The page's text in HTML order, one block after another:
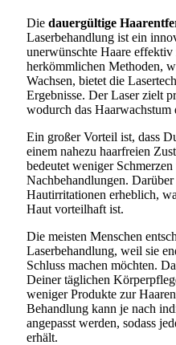
Die dauergültige
Laserbehandlung ist ein
unerwünschte Haare
herkömmlichen Methoden,
Wachsen, bietet die
Ergebnisse. Der Laser zielt
wodurch das
Ein großer Vorteil ist, dass
einem nahezu haarfreien
bedeutet weniger
Nachbehandlungen.
Hautirritationen erheblich,
Haut vorteilhaft ist.
Die meisten Menschen
Laserbehandlung, weil sie
Schluss machen möchten.
Deiner täglichen
weniger Produkte zur
Behandlung kann je nach
angepasst werden, sodass
erhält.